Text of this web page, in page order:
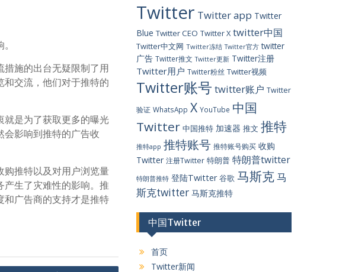
施的出台无疑限制了用
和交流，他们对于推特的
就是为了获取更多的曝光
影响到推特的广告收
购推特以及对用户浏览量
生了灾难性的影响。推
和广告商的支持才是推特
Twitter Twitter app Twitter
Blue Twitter CEO Twitter X twitter中国
Twitter中文网 Twitter冻结 Twitter官方 twitter
广告 Twitter推文 Twitter更新 Twitter注册
Twitter用户 Twitter粉丝 Twitter视频
Twitter账号 twitter账户 Twitter
验证 WhatsApp X YouTube 中国
Twitter 中国推特 加速器 推文 推特
推特app 推特账号 推特账号购买 收购
Twitter 注册Twitter 特朗普 特朗普twitter
特朗普推特 登陆Twitter 谷歌 马斯克马
斯克twitter 马斯克推特
中国Twitter
首页
Twitter新闻